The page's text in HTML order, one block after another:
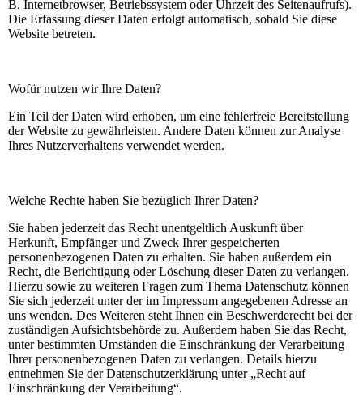
B. Internetbrowser, Betriebssystem oder Uhrzeit des Seitenaufrufs).
Die Erfassung dieser Daten erfolgt automatisch, sobald Sie diese
Website betreten.
Wofür nutzen wir Ihre Daten?
Ein Teil der Daten wird erhoben, um eine fehlerfreie Bereitstellung
der Website zu gewährleisten. Andere Daten können zur Analyse
Ihres Nutzerverhaltens verwendet werden.
Welche Rechte haben Sie bezüglich Ihrer Daten?
Sie haben jederzeit das Recht unentgeltlich Auskunft über
Herkunft, Empfänger und Zweck Ihrer gespeicherten
personenbezogenen Daten zu erhalten. Sie haben außerdem ein
Recht, die Berichtigung oder Löschung dieser Daten zu verlangen.
Hierzu sowie zu weiteren Fragen zum Thema Datenschutz können
Sie sich jederzeit unter der im Impressum angegebenen Adresse an
uns wenden. Des Weiteren steht Ihnen ein Beschwerderecht bei der
zuständigen Aufsichtsbehörde zu. Außerdem haben Sie das Recht,
unter bestimmten Umständen die Einschränkung der Verarbeitung
Ihrer personenbezogenen Daten zu verlangen. Details hierzu
entnehmen Sie der Datenschutzerklärung unter „Recht auf
Einschränkung der Verarbeitung“.